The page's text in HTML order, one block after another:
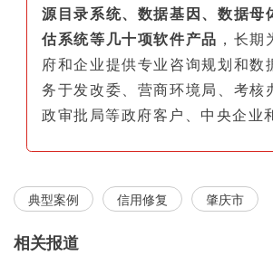
源目录系统、数据基因、数据母
估系统等几十项软件产品 ，长
府和企业提供专业咨询规划和数
务于发改委、营商环境局、考核
政审批局等政府客户、中央企业
典型案例 信用修复 肇庆市
相关报道